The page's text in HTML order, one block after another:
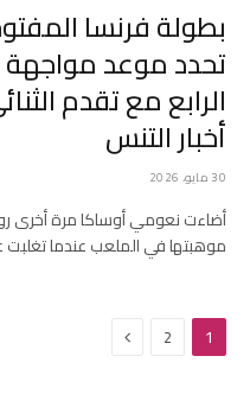
بطولة فرنسا
تحدد موعد مواجهة
الرابع مع تقدم
أخبار التنس
30 مايو، 2026
أضاءت نعومي أوساكا مرة أخرى
موهبتها في الملعب عندما تغلبت
1
2 التالي